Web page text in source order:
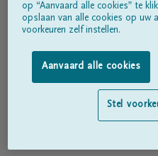
©
op “Aanvaard alle cookies” te
opslaan van alle cookies op uw
voorkeuren zelf instellen.
Aanvaard alle cookies
Stel